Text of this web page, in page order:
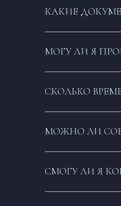
КАКИЕ
МОГУ ЛИ Я
СКОЛЬКО
МОЖНО ЛИ
СМОГУ ЛИ Я